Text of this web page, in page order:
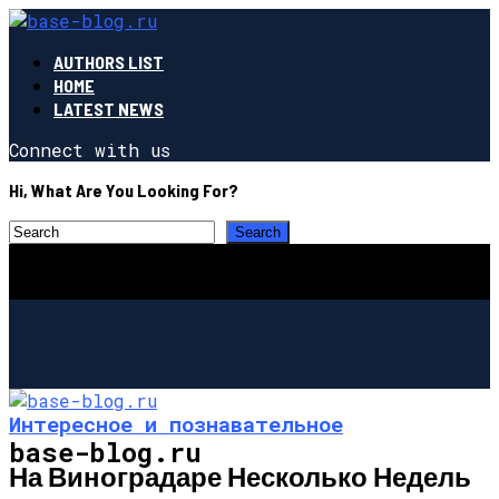
AUTHORS LIST
HOME
LATEST NEWS
Connect with us
Hi, What Are You Looking For?
base-blog.ru
Интересное и познавательное
На Виноградаре Несколько Недель